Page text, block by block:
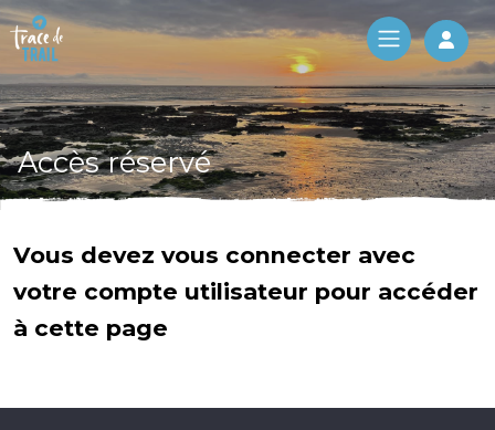
Log
Accès réservé
Vous devez vous connecter avec
votre compte utilisateur pour accéder
à cette page